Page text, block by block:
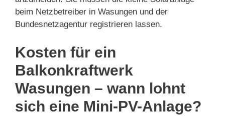
beim Netzbetreiber in Wasungen und der
Bundesnetzagentur registrieren lassen.
Kosten für ein
Balkonkraftwerk
Wasungen – wann lohnt
sich eine Mini-PV-Anlage?